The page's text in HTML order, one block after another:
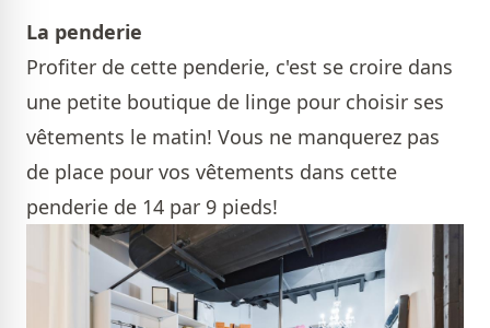
La penderie
Profiter de cette penderie, c'est se croire dans
une petite boutique de linge pour choisir ses
vêtements le matin! Vous ne manquerez pas
de place pour vos vêtements dans cette
penderie de 14 par 9 pieds!